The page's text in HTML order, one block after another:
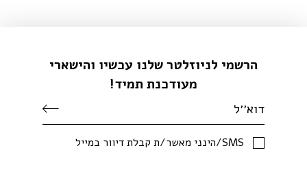
הרשמי לניוזלטר שלנו עכשיו והישארי
מעודכנת תמיד!
SMS/הינני מאשר/ת קבלת דיוור במייל